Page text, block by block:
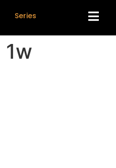
Series
1w